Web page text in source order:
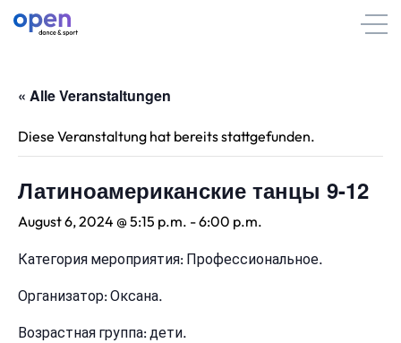
« Alle Veranstaltungen
Diese Veranstaltung hat bereits stattgefunden.
Латиноамериканские танцы 9-12
August 6, 2024 @ 5:15 p.m. -6:00 p.m.
Категория мероприятия: Профессиональное.
Организатор: Оксана.
Возрастная группа: дети.